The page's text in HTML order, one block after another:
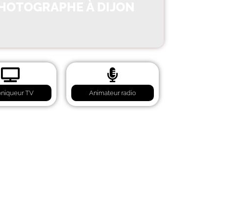
TV Animateur radio